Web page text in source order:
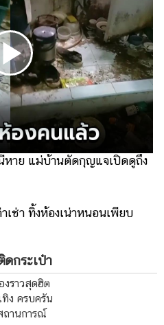
หาย แม่บ้านตัดกุญแจเปิดดูถึง
เช่า ทิ้งห้องเน่าหนอนเพียบ
กระเป๋า
งราวสุดฮิต
ทิง ครบครัน
ถานการณ์